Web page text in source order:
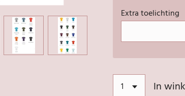
Extra toelichting
In